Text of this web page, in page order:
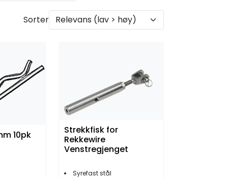
Sorter
10pk
Strekkfisk for
Rekkewire
Venstregjenget
Syrefast stål